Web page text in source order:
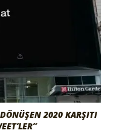
2020 KARŞITI